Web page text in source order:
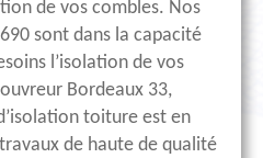
de vos combles. Nos
sont dans la capacité
l’isolation de vos
Bordeaux 33,
toiture est en
de haute de qualité